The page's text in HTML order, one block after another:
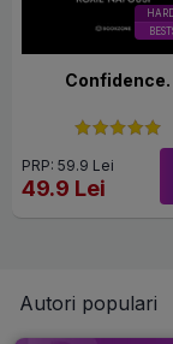
Confidence.
PRP: 59.9 Lei
49.9 Lei
Autori populari